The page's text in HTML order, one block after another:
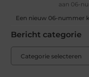
aan 06-
Een nieuw 06-nummer
Bericht categorie